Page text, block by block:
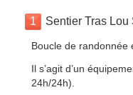
1 Sentier Tras Lou
Boucle de randonnée
Il s’agit d’un
24h/24h).